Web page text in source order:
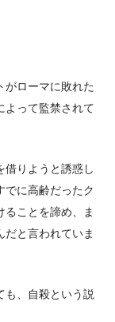
がローマに敗れた
よって監禁されて
借りようと誘惑し
でに高齢だったク
ることを諦め、ま
だと言われていま
も、自殺という説